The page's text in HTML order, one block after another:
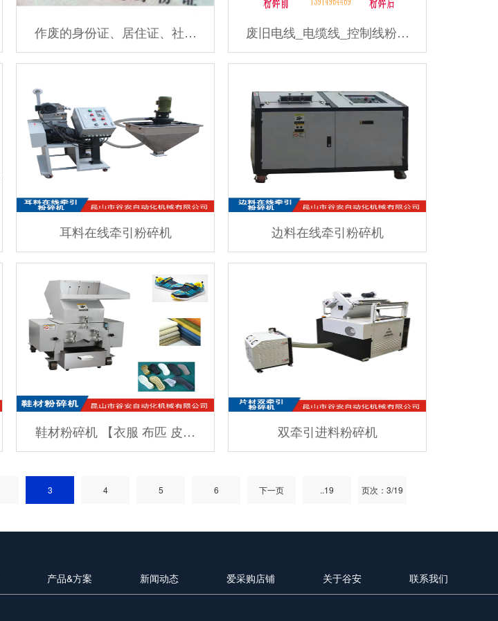
作废的身份证、居住证、社… 废旧电线_电缆线_控制线粉…
耳料在线牵引粉碎机 边料在线牵引粉碎机
鞋材粉碎机 【衣服 布匹 皮… 双牵引进料粉碎机
3 4 5 6 下一页 ..19 页次：3/19
产品&方案 新闻动态 爱采购店铺 关于谷安 联系我们